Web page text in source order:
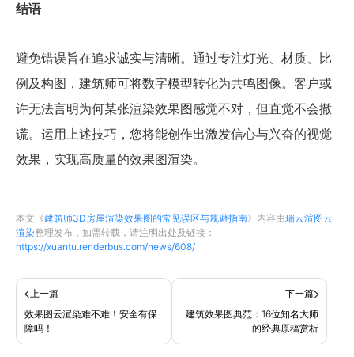
结语
避免错误旨在追求诚实与清晰。通过专注灯光、材质、比
例及构图，建筑师可将数字模型转化为共鸣图像。客户或
许无法言明为何某张渲染效果图感觉不对，但直觉不会撒
谎。运用上述技巧，您将能创作出激发信心与兴奋的视觉
效果，实现高质量的效果图渲染。
本文《建筑师3D房屋渲染效果图的常见误区与规避指南》内容由瑞云渲图云
渲染整理发布，如需转载，请注明出处及链接：
https://xuantu.renderbus.com/news/608/
上一篇
效果图云渲染难不难！安全有保
障吗！
下一篇
建筑效果图典范：16位知名大师
的经典原稿赏析